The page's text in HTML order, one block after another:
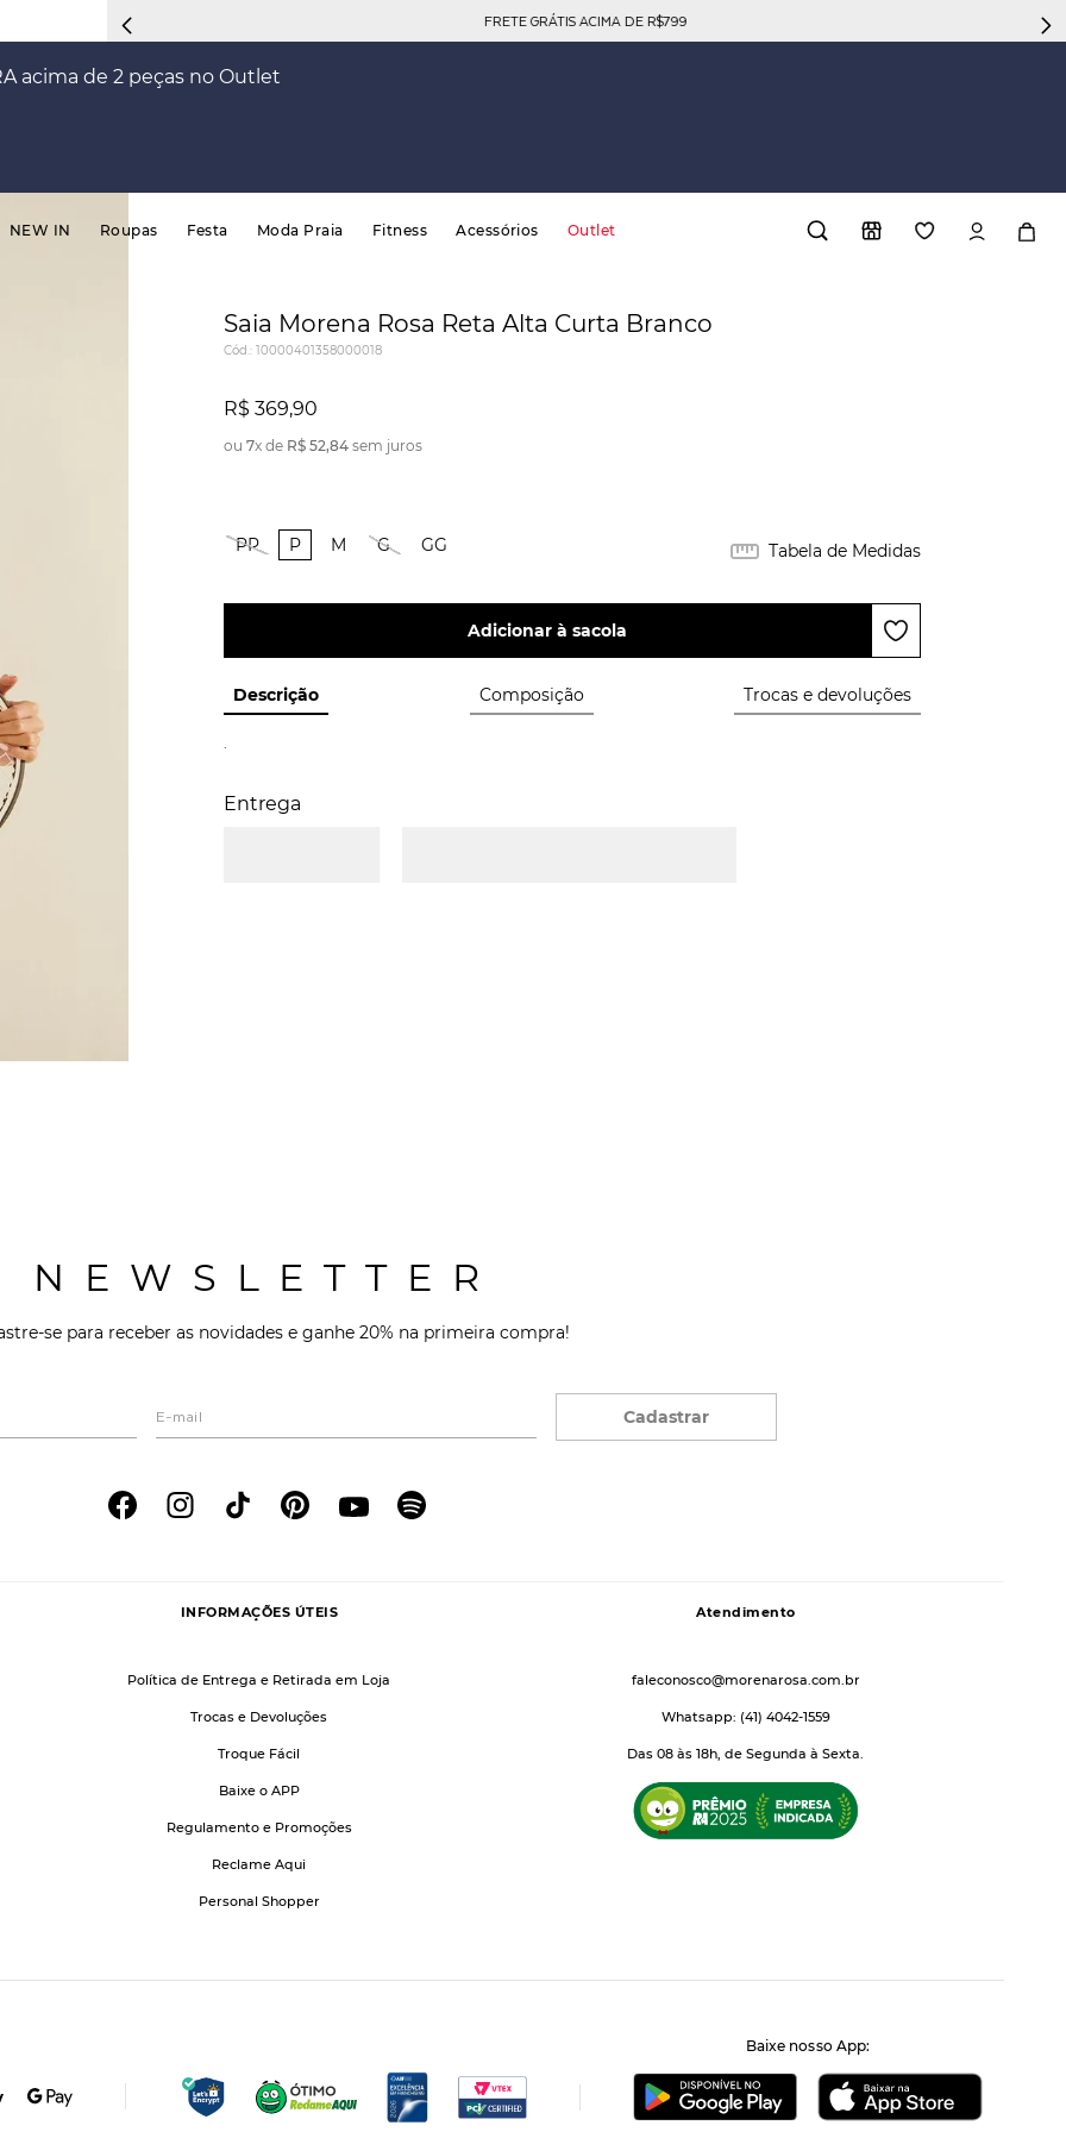
FRETE GRÁTIS ACIMA DE R$799
acima de 2 peças no Outlet
NEW IN Roupas Festa Moda Praia Fitness Acessórios Outlet
Saia Morena Rosa Reta Alta Curta Branco
Cód.: 10000401358000018
R$ 369,90
ou 7x de R$ 52,84 sem juros
PP P M G GG Tabela de Medidas
Adicionar à sacola
Descrição Composição Trocas e devoluções
.
Entrega
NEWSLETTER
se para receber as novidades e ganhe 20% na primeira compra!
Cadastrar
INFORMAÇÕES ÚTEIS
Política de Entrega e Retirada em Loja
Trocas e Devoluções
Troque Fácil
Baixe o APP
Regulamento e Promoções
Reclame Aqui
Personal Shopper
Atendimento
faleconosco@morenarosa.com.br
Whatsapp: (41) 4042-1559
Das 08 às 18h, de Segunda à Sexta.
Baixe nosso App: